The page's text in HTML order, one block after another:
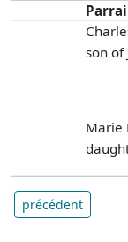
son of
Marie
précédent